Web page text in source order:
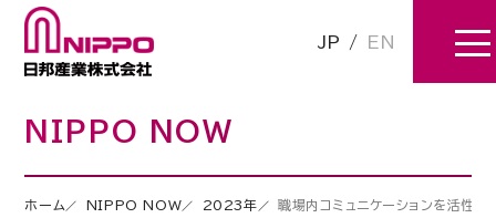
JP / EN
NIPPO NOW
ホーム NIPPO NOW 2023年 職場内コミュニケーションを活性